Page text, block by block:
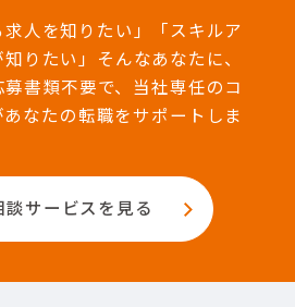
求人を知りたい」「スキルア
りたい」そんなあなたに、
書類不要で、当社専任のコ
なたの転職をサポートしま
談サービスを見る